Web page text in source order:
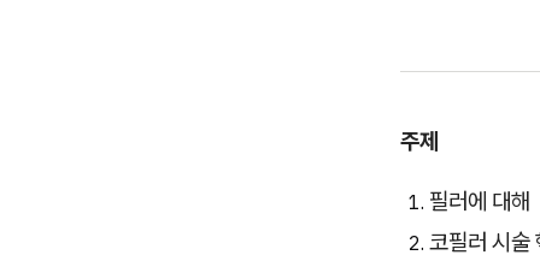
주제
필러에 대해
코필러 시술